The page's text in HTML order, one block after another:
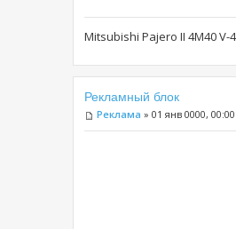
Mitsubishi Pajero II 4M40 V-
Рекламный блок
Реклама » 01 янв 0000, 00:00